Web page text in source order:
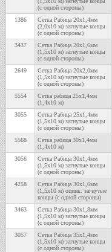
(с одной стороны)
1386
Сетка Рабица 20х1,4мм
(2,0х10 м) загнутые концы
(с одной стороны)
3437
Сетка Рабица 20х1,6мм
(1,5х10 м) загнутые концы
(с одной стороны)
2649
Сетка Рабица 20х2,0мм
(1,5х10 м) загнутые концы
(с одной стороны)
5554
Сетка рабица 25х1,4мм
(1,4х10 м)
3055
Сетка Рабица 25х1,4мм
(1,5х10 м) загнутые концы
(с одной стороны)
5568
Сетка рабица 30х1,4мм
(1,4х10 м)
3056
Сетка Рабица 30х1,4мм
(1,5х10 м) загнутые концы
(с одной стороны)
4258
Сетка Рабица 30х1,6мм
(1,5х10 м) оцинк. загнутые
концы (с одной стороны)
3463
Сетка Рабица 30х1,8мм
(1,5х10 м) загнутые концы
(с одной стороны)
3057
Сетка Рабица 35х1,4мм
(1,5х10 м) загнутые концы
(с одной стороны)